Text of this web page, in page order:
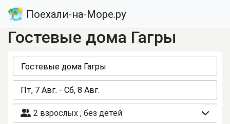
Поехали-на-Море.ру
Гостевые дома Гагры
2 взрослых , без детей